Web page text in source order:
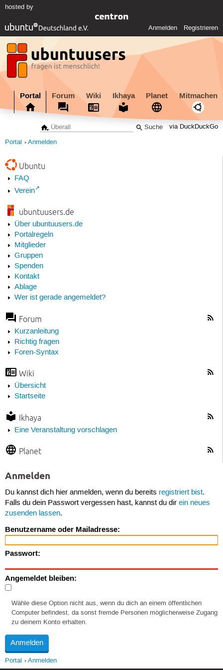
hosted by
Anmelden Registrieren
Portal Forum Wiki Ikhaya Planet Mitmachen
via DuckDuckGo
Portal Anmelden
Ubuntu
FAQ
Verein
ubuntuusers.de
Über ubuntuusers.de
Portalregeln
Mitglieder
Gruppen
Spenden
Kontakt
Ablage
Wer ist gerade angemeldet?
Forum
Kurzanleitung
Richtig fragen
Foren-Syntax
Wiki
Übersicht
Startseite
Ikhaya
Eine Veranstaltung vorschlagen
Planet
Anmelden
Du kannst dich hier anmelden, wenn du bereits registriert bist.
Falls du dein Passwort vergessen hast, kannst du dir ein neues
zusenden lassen.
Benutzername oder Mailadresse:
Passwort:
Angemeldet bleiben:
Wähle diese Option nicht aus, wenn du dich an einem öffentlichen
Computer befindest, da sonst fremde Personen möglicherweise Zugang
zu deinem Konto erhalten.
Portal Anmelden